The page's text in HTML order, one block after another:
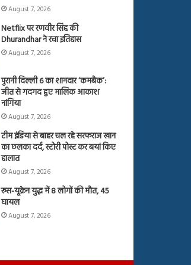
August 7, 2026
Netflix पर रणवीर सिंह की
Dhurandhar ने रचा इतिहास
August 7, 2026
पुरानी दिल्ली 6 का शानदार ‘कमबैक’:
जीत से गदगद हुए मालिक आकाश
नांगिया
August 7, 2026
टीम इंडिया से बाहर चल रहे सरफराज खान
का छलका दर्द, स्टोरी पोस्ट कर बयां किए
हालात
August 7, 2026
रूस-यूक्रेन युद्ध में 8 लोगों की मौत, 45
घायल
August 7, 2026